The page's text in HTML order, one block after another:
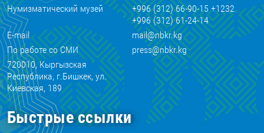
Нумизматический музей
+996 (312) 66-90-15 +1232
+996 (312) 61-24-14
E-mail
mail@nbkr.kg
По работе со СМИ
press@nbkr.kg
720010, Кыргызская
Республика, г.Бишкек, ул.
Киевская, 189
Быстрые ссылки